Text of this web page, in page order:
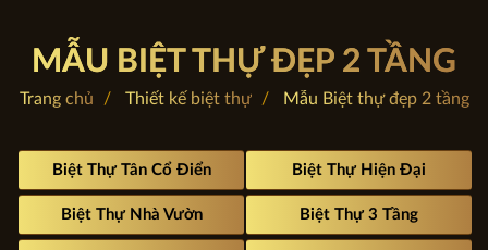
MẪU BIỆT THỰ ĐẸP 2 TẦNG
Trang chủ Thiết kế biệt thự Mẫu Biệt thự đẹp 2 tầng
Biệt Thự Tân Cổ Điển Biệt Thự Hiện Đại
Biệt Thự Nhà Vườn Biệt Thự 3 Tầng